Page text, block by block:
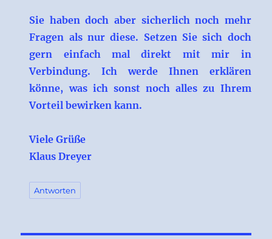
Sie haben doch aber sicherlich noch mehr
Fragen als nur diese. Setzen Sie sich doch
gern einfach mal direkt mit mir in
Verbindung. Ich werde Ihnen erklären
könne, was ich sonst noch alles zu Ihrem
Vorteil bewirken kann.
Viele Grüße
Klaus Dreyer
Antworten